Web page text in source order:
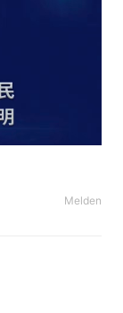
Melden